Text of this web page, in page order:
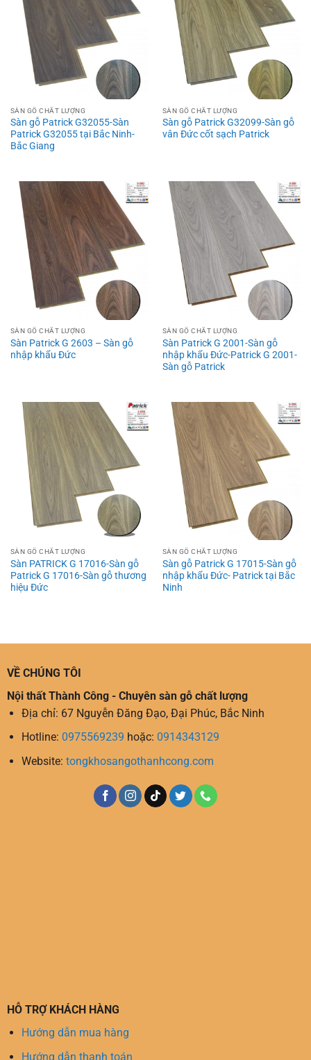
SÀN GỖ CHẤT LƯỢNG
Sàn gỗ Patrick G32055-Sàn
Patrick G32055 tại Bắc Ninh-
Bắc Giang
SÀN GỖ CHẤT LƯỢNG
Sàn gỗ Patrick G32099-Sàn gỗ
vân Đức cốt sạch Patrick
SÀN GỖ CHẤT LƯỢNG
Sàn Patrick G 2603 – Sàn gỗ
nhập khẩu Đức
SÀN GỖ CHẤT LƯỢNG
Sàn Patrick G 2001-Sàn gỗ
nhập khẩu Đức-Patrick G 2001-
Sàn gỗ Patrick
SÀN GỖ CHẤT LƯỢNG
Sàn PATRICK G 17016-Sàn gỗ
Patrick G 17016-Sàn gỗ thương
hiệu Đức
SÀN GỖ CHẤT LƯỢNG
Sàn gỗ Patrick G 17015-Sàn gỗ
nhập khẩu Đức- Patrick tại Bắc
Ninh
VỀ CHÚNG TÔI
Nội thất Thành Công - Chuyên sàn gỗ chất lượng
Địa chỉ: 67 Nguyễn Đăng Đạo, Đại Phúc, Bắc Ninh
Hotline: 0975569239 hoặc: 0914343129
Website: tongkhosangothanhcong.com
HỖ TRỢ KHÁCH HÀNG
Hướng dẫn mua hàng
Hướng dẫn thanh toán